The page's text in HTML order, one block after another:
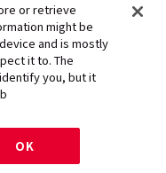
or retrieve
might be
and is mostly
it to. The
you, but it
OK